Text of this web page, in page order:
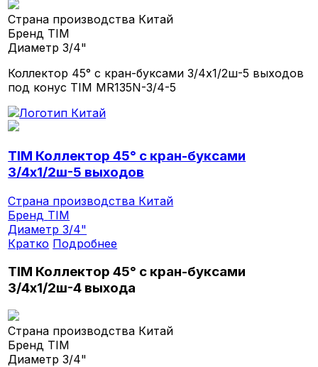
Страна производства Китай
Бренд TIM
Диаметр3/4"
Коллектор 45° с кран-буксами 3/4х1/2ш-5 выходов
под конус TIM MR135N-3/4-5
TIM Коллектор 45° с кран-буксами
3/4х1/2ш-5 выходов
Страна производства Китай
Бренд TIM
Диаметр3/4"
Кратко Подробнее
TIM Коллектор 45° с кран-буксами
3/4х1/2ш-4 выхода
Страна производства Китай
Бренд TIM
Диаметр3/4"